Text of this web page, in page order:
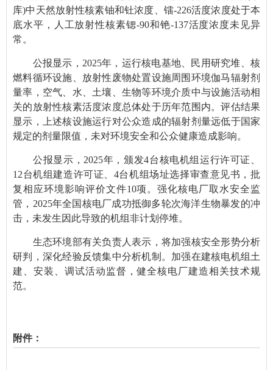
库)中天然放射性核素铀和钍浓度、镭-226活度浓度处于本
底水平，人工放射性核素锶-90和铯-137活度浓度未见异
常。
公报显示，2025年，运行核电基地、民用研究堆、核
燃料循环设施、放射性废物处置设施周围环境伽马辐射剂
量率，空气、水、土壤、生物等环境介质中与设施活动相
关的放射性核素活度浓度总体处于历年范围内。评估结果
显示，上述核设施运行对公众造成的辐射剂量远低于国家
规定的剂量限值，未对环境安全和公众健康造成影响。
公报显示，2025年，颁发4台核电机组运行许可证、
12台机组建造许可证、4台机组场址选择审查意见书，批
复相应环境影响评价文件10项。强化核电厂取水安全监
管，2025年全国核电厂成功抵御多轮次海洋生物暴发的冲
击，未发生因此导致的机组非计划停堆。
生态环境部有关负责人表示，将加强核安全形势分析
研判，深化经验反馈集中分析机制。加强在建核电机组土
建、安装、调试活动监督，健全核电厂建造相关技术规
范。
附件：